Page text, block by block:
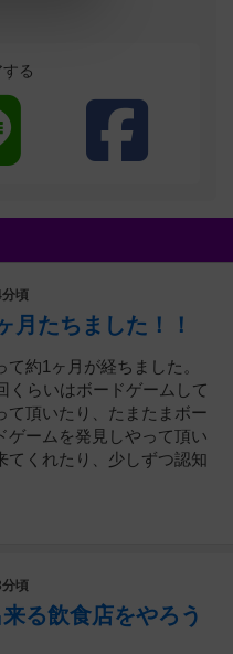
る
頃
月たちました！！
約1ヶ月が経ちました。
くらいはボードゲームして
て頂いたり、たまたまボー
ゲームを発見しやって頂い
てくれたり、少しずつ認知
頃
る飲食店をやろう